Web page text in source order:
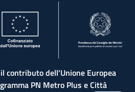
contributo dell'Unione Europea
PN Metro Plus e Città